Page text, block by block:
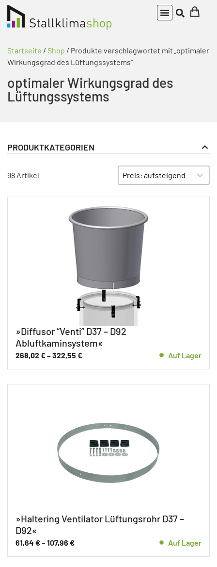
Startseite / Shop / Produkte verschlagwortet mit „optimaler
Wirkungsgrad des Lüftungssystems“
optimaler Wirkungsgrad des
Lüftungssystems
PRODUKTKATEGORIEN
98 Artikel
SORTIEREN
Sort content
»Diffusor “Venti” D37 – D92
Abluftkaminsystem«
268,02 €–322,55 € Auf Lager
»Haltering Ventilator Lüftungsrohr D37 –
D92«
61,64 €–107,96 € Auf Lager